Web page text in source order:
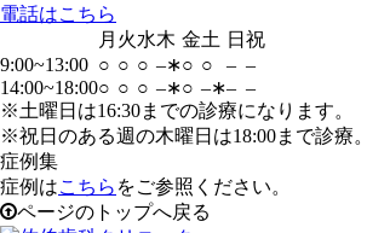
電話はこちら
月 火水木 金土 日 祝
9:00~13:00 ○ ○ ○ –∗○ ○ – –
14:00~18:00○ ○ ○ –∗○ –∗– –
※土曜日は16:30までの診療になります。
※祝日のある週の木曜日は18:00まで診療。
症例集
症例はこちら をご参照ください。
ページのトップへ戻る